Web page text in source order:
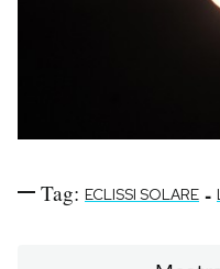
Tag: ECLISSI SOLARE -